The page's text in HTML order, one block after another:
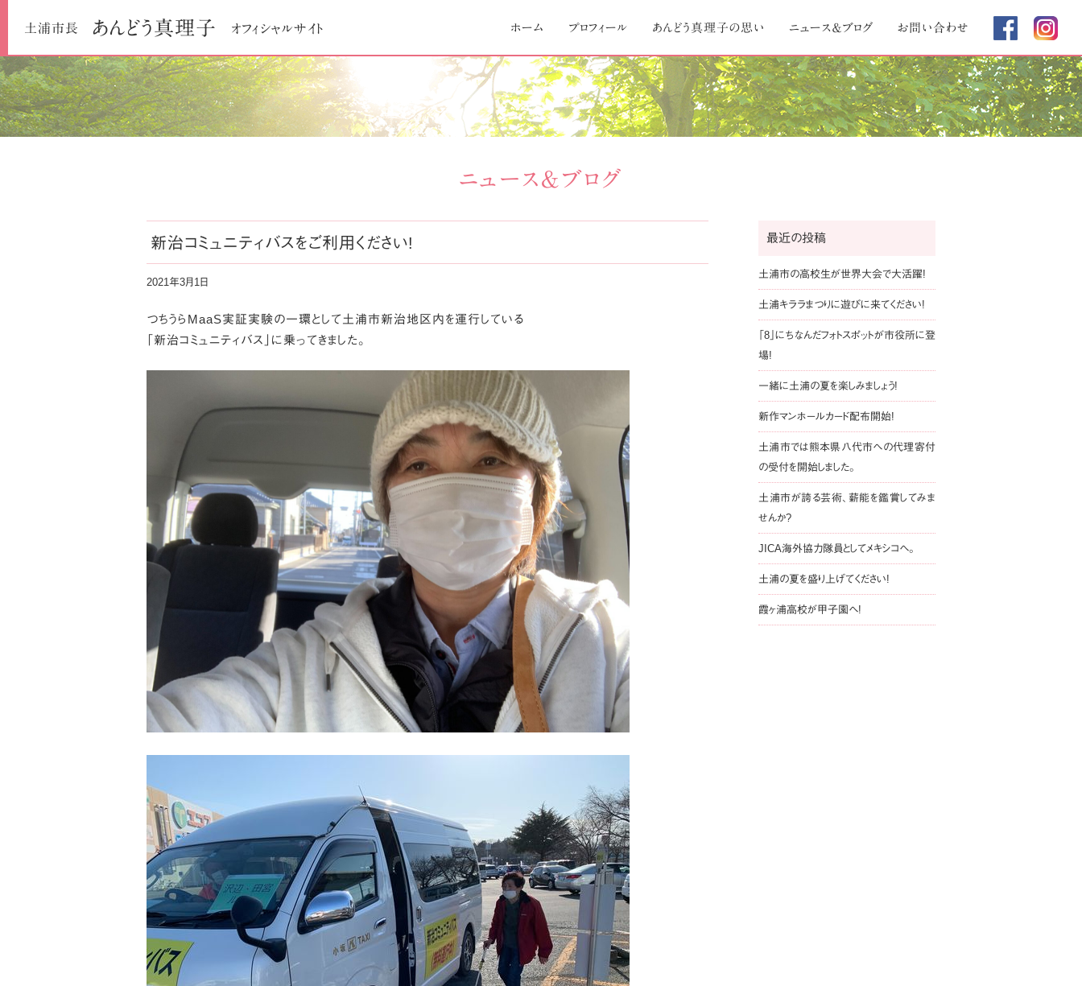
土浦市長 あんどう真理子 オフィシャルサイト
to
ホーム プロフィール あんどう真理子の思い ニュース＆ブログ お問い合わせ
ニュース＆ブログ
新治コミュニティバスをご利用ください!
2021年3月1日
つちうらMaaS実証実験の一環として土浦市新治地区内を運行している
「新治コミュニティバス」に乗ってきました。
最近の投稿
土浦市の高校生が世界大会で大活躍!
土浦キララまつりに遊びに来てください!
「8」にちなんだフォトスポットが市役所に登
場!
一緒に土浦の夏を楽しみましょう!
新作マンホールカード配布開始!
土浦市では熊本県八代市への代理寄付
の受付を開始しました。
土浦市が誇る芸術、薪能を鑑賞してみま
せんか?
JICA海外協力隊員としてメキシコへ。
土浦の夏を盛り上げてください!
霞ヶ浦高校が甲子園へ!